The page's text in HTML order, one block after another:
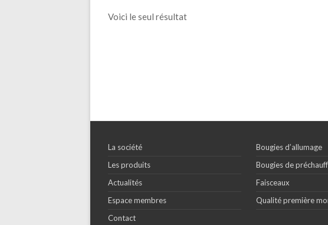
Voici le seul résultat
La société
Les produits
Actualités
Espace membres
Contact
Bougies d’allumage
Bougies de
Faisceaux
Qualité première